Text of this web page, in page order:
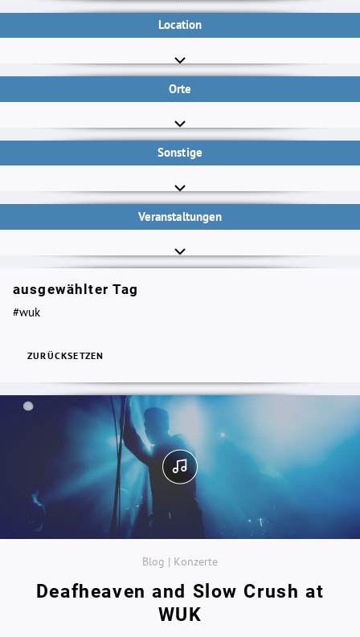
Location
Orte
Sonstige
Veranstaltungen
ausgewählter Tag
#wuk
ZURÜCKSETZEN
Blog | Konzerte
Deafheaven and Slow Crush at
WUK